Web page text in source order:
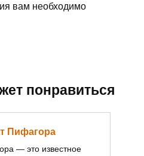
вам необходимо
понравиться
Пифагора
— это известное